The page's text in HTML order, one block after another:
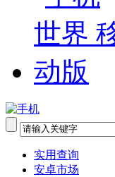
实用查询
安卓市场